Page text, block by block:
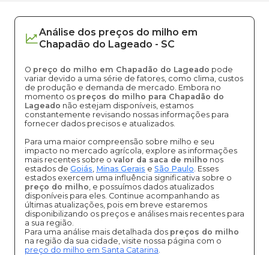
Análise dos preços do milho em
Chapadão do Lageado - SC
O preço do milho em Chapadão do Lageado pode
variar devido a uma série de fatores, como clima, custos
de produção e demanda de mercado. Embora no
momento os preços do milho para Chapadão do
Lageado não estejam disponíveis, estamos
constantemente revisando nossas informações para
fornecer dados precisos e atualizados.
Para uma maior compreensão sobre milho e seu
impacto no mercado agrícola, explore as informações
mais recentes sobre o valor da saca de milho nos
estados de Goiás, Minas Gerais e São Paulo. Esses
estados exercem uma influência significativa sobre o
preço do milho, e possuímos dados atualizados
disponíveis para eles. Continue acompanhando as
últimas atualizações, pois em breve estaremos
disponibilizando os preços e análises mais recentes para
a sua região.
Para uma análise mais detalhada dos preços do milho
na região da sua cidade, visite nossa página com o
preço do milho em Santa Catarina.